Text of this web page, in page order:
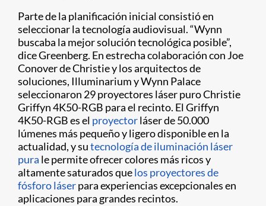
Parte de la planificación inicial consistió en
seleccionar la tecnología audiovisual. “Wynn
buscaba la mejor solución tecnológica posible”,
dice Greenberg. En estrecha colaboración con Joe
Conover de Christie y los arquitectos de
soluciones, Illuminarium y Wynn Palace
seleccionaron 29 proyectores láser puro Christie
Griffyn 4K50-RGB para el recinto. El Griffyn
4K50-RGB es el proyectorláser de 50.000
lúmenes más pequeño y ligero disponible en la
actualidad, y sutecnología de iluminación láser
pura le permite ofrecer colores más ricos y
altamente saturados quelos proyectores de
fósforo láserpara experiencias excepcionales en
aplicaciones para grandes recintos.